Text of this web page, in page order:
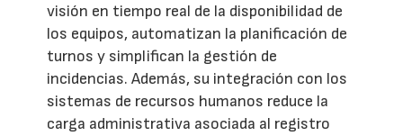
visión en tiempo real de la disponibilidad de
los equipos, automatizan la planificación de
turnos y simplifican la gestión de
incidencias. Además, su integración con los
sistemas de recursos humanos reduce la
carga administrativa asociada al registro